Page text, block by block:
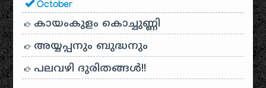
October
കായം‌കുളം കൊച്ചുണ്ണി
അയ്യപ്പനും ബുദ്ധനും
പലവഴി ദുരിതങ്ങൾ!!